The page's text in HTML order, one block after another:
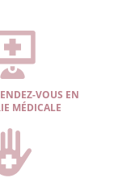
VOUS EN
MÉDICALE